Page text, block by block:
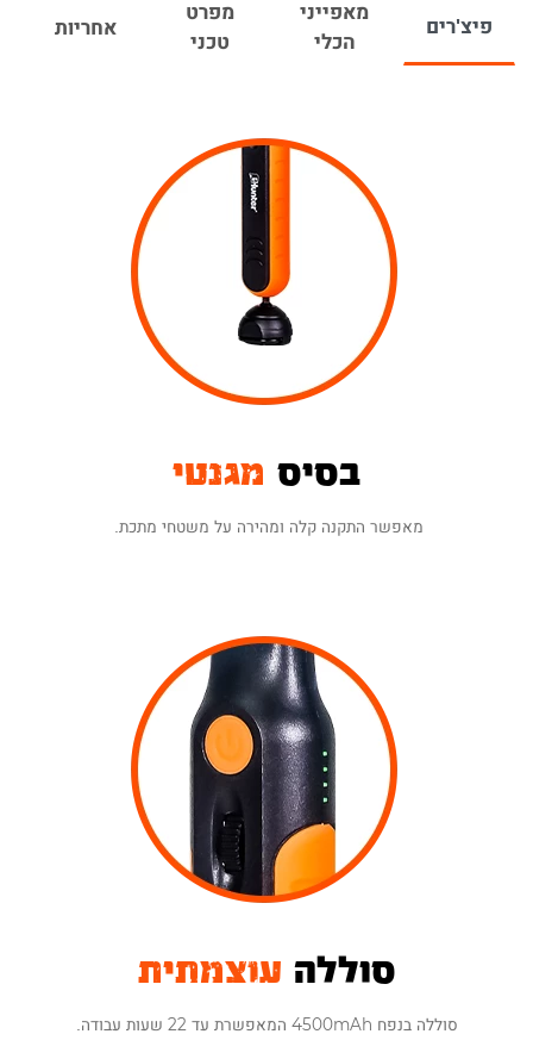
מבנה שטוח וצר- ראש הפנס בנוי בפרופיל דק
המאפשר להשתמש בו בסביבת עבודה צפופה
- ניתן לטעון את הפנס ע"י בסיס ההטענה
האלחוטי המסופק במארז או בחיבור ישיר ע"י כבל
USB TYPE C הכלול גם הוא במארז.
תקן הגנה
- הפנס בעל תקן הגנה IP20, כלומר שהוא
עמיד בפני חלקיקים הגדולים מ12 מ"מ ומותאם
לעבודה בסביבת חוץ.
הכלי מגיע עם תעודת אחריות ל-12 חודשים.
ניתן להרחיב את האחריות ל-24 חודשים ע"י
פיצ'רים
מאפייני
הכלי
מפרט
טכני
אחריות
בסיס מגנטי
מאפשר התקנה קלה ומהירה על משטחי מתכת.
סוללה עוצמתית
סוללה בנפח 4500mAh המאפשרת עד 22 שעות עבודה.